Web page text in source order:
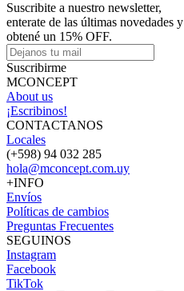
Suscribite a nuestro newsletter,
enterate de las últimas novedades y
obtené un 15% OFF.
Suscribirme
MCONCEPT
About us
¡Escribinos!
CONTACTANOS
Locales
(+598) 94 032 285
hola@mconcept.com.uy
+INFO
Envíos
Políticas de cambios
Preguntas Frecuentes
SEGUINOS
Instagram
Facebook
TikTok